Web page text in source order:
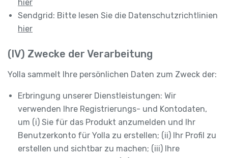
hier
Sendgrid: Bitte lesen Sie die Datenschutzrichtlinien
hier
(IV) Zwecke der Verarbeitung
Yolla sammelt Ihre persönlichen Daten zum Zweck der:
Erbringung unserer Dienstleistungen: Wir
verwenden Ihre Registrierungs- und Kontodaten,
um (i) Sie für das Produkt anzumelden und Ihr
Benutzerkonto für Yolla zu erstellen; (ii) Ihr Profil zu
erstellen und sichtbar zu machen; (iii) Ihre